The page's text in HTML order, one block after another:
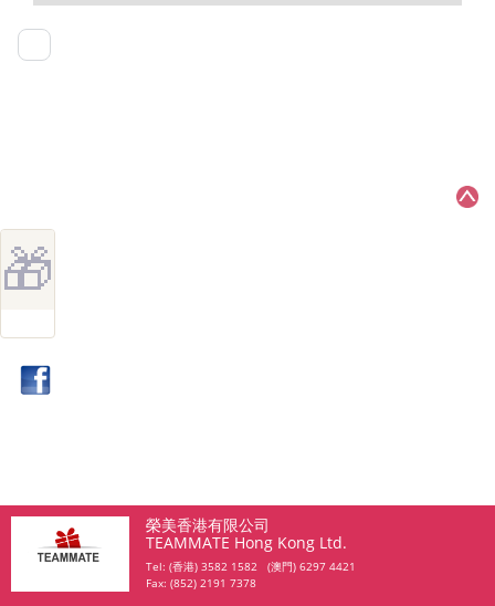
🎁
榮美香港有限公司
TEAMMATE Hong Kong Ltd.
Tel: (香港) 3582 1582 (澳門) 6297 4421
Fax: (852) 2191 7378